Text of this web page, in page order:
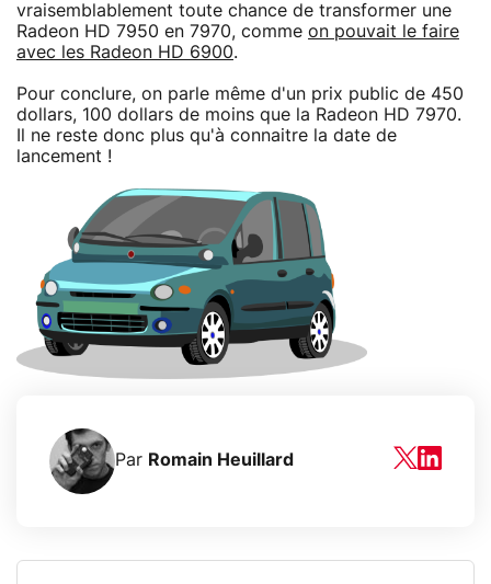
vraisemblablement toute chance de transformer une
Radeon HD 7950 en 7970, comme on pouvait le faire
avec les Radeon HD 6900.
Pour conclure, on parle même d'un prix public de 450
dollars, 100 dollars de moins que la Radeon HD 7970.
Il ne reste donc plus qu'à connaitre la date de
lancement !
Par Romain Heuillard